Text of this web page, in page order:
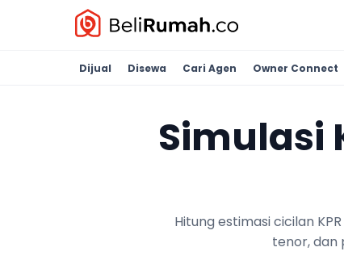
Dijual Disewa Cari Agen Owner Connect
Simulasi
Hitung estimasi cicilan
tenor, dan